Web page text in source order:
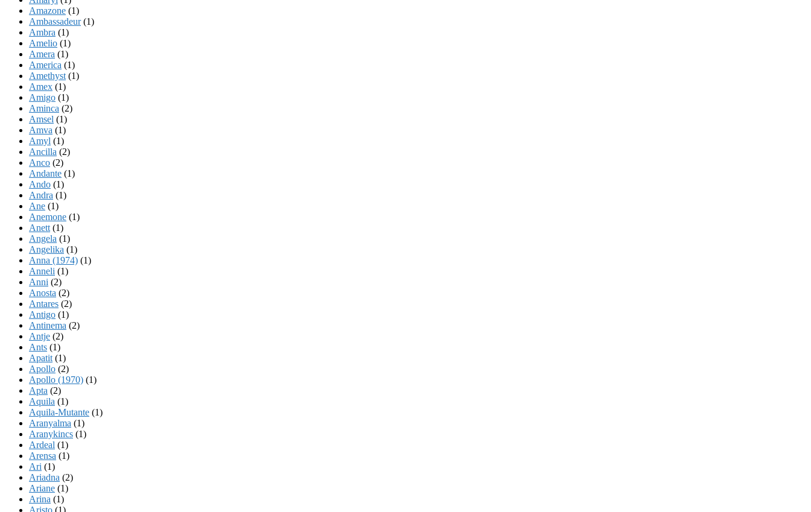
Amazone (1)
Ambassadeur(1)
Ambra (1)
Amelio (1)
Amera (1)
America (1)
Amethyst (1)
Amex (1)
Amigo (1)
Aminca (2)
Amsel (1)
Amva (1)
Amyl (1)
Ancilla (2)
Anco (2)
Andante (1)
Ando (1)
Andra (1)
Ane (1)
Anemone (1)
Anett (1)
Angela (1)
Angelika (1)
Anna (1974) (1)
Anneli (1)
Anni (2)
Anosta (2)
Antares (2)
Antigo (1)
Antinema (2)
Antje (2)
Ants (1)
Apatit (1)
Apollo (2)
Apollo (1970) (1)
Apta (2)
Aquila (1)
Aquila-Mutante (1)
Aranyalma (1)
Aranykincs (1)
Ardeal (1)
Arensa (1)
Ari (1)
Ariadna (2)
Ariane (1)
Arina (1)
Aristo (1)